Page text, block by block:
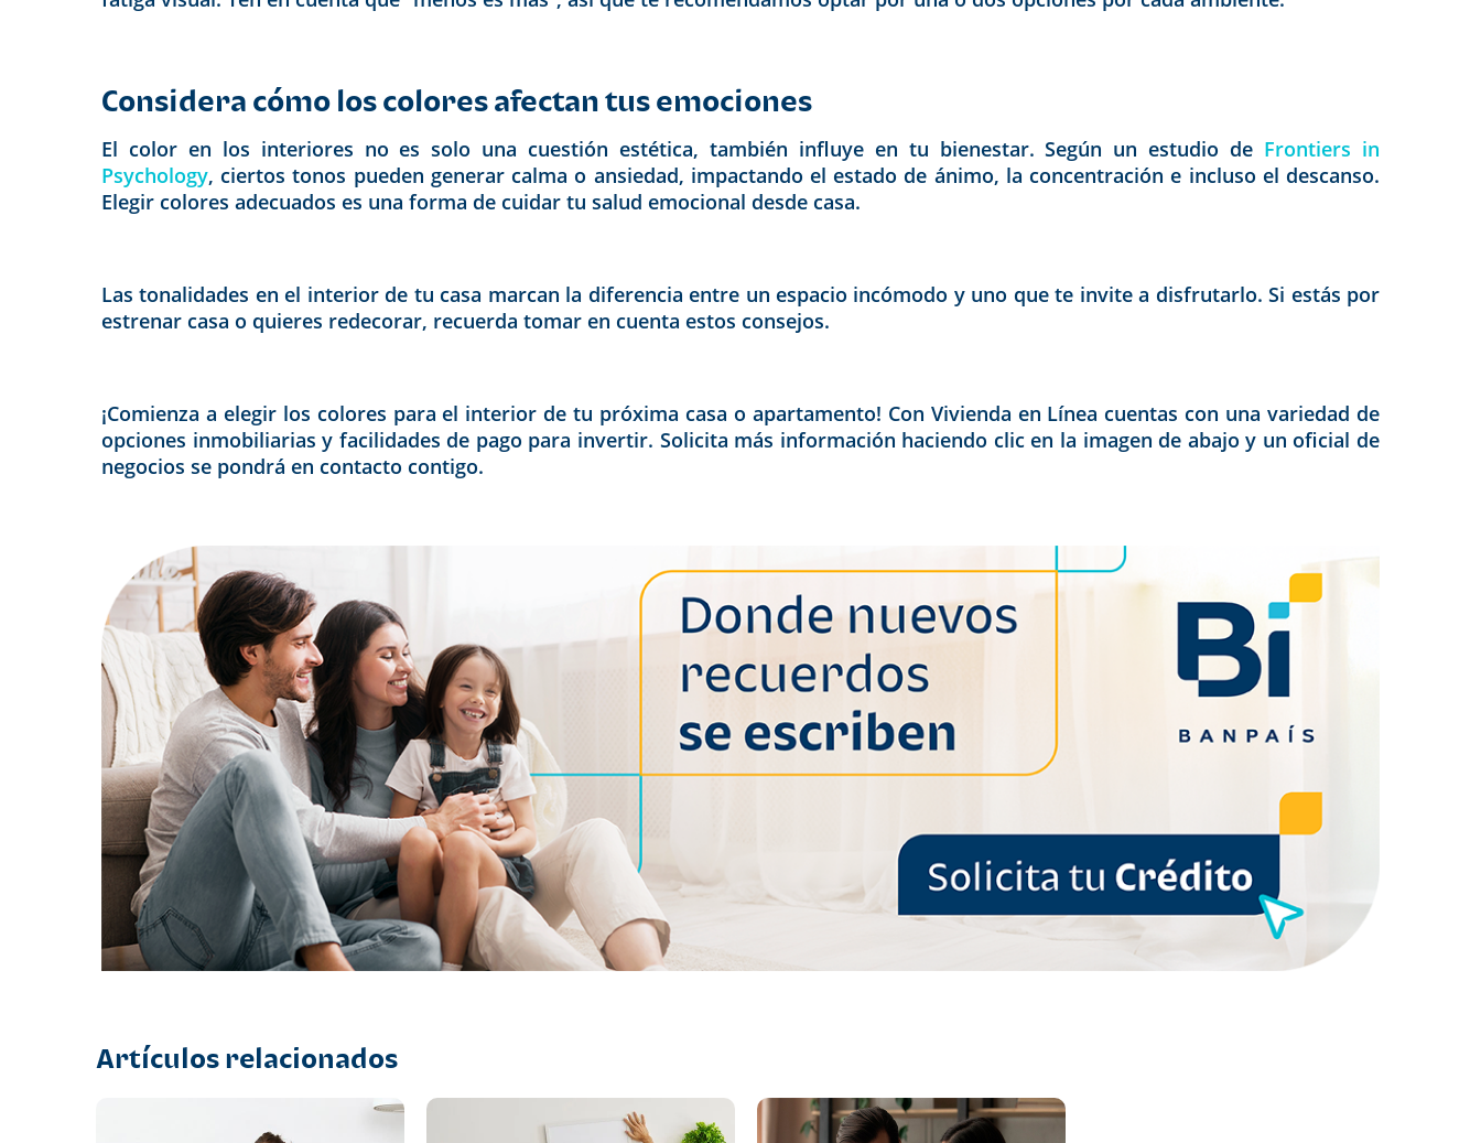
Considera cómo los colores afectan tus emociones
El color en los interiores no es solo una cuestión estética, también influye en tu bienestar. Según un estudio de Frontiers in
Psychology, ciertos tonos pueden generar calma o ansiedad, impactando el estado de ánimo, la concentración e incluso el descanso.
Elegir colores adecuados es una forma de cuidar tu salud emocional desde casa.
Las tonalidades en el interior de tu casa marcan la diferencia entre un espacio incómodo y uno que te invite a disfrutarlo. Si estás por
estrenar casa o quieres redecorar, recuerda tomar en cuenta estos consejos.
¡Comienza a elegir los colores para el interior de tu próxima casa o apartamento! Con Vivienda en Línea cuentas con una variedad de
opciones inmobiliarias y facilidades de pago para invertir. Solicita más información haciendo clic en la imagen de abajo y un oficial de
negocios se pondrá en contacto contigo.
Artículos relacionados